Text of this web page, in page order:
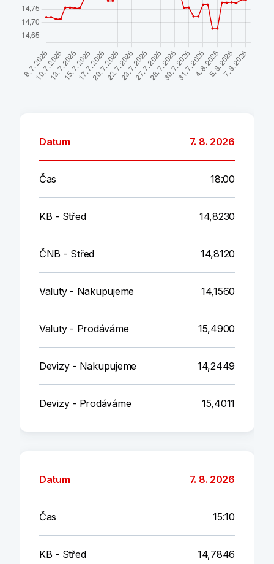
Datum 7. 8. 2026
Čas 18:00
KB - Střed 14,8230
ČNB - Střed 14,8120
Valuty - Nakupujeme 14,1560
Valuty - Prodáváme 15,4900
Devizy - Nakupujeme 14,2449
Devizy - Prodáváme 15,4011
Datum 7. 8. 2026
Čas 15:10
KB - Střed 14,7846